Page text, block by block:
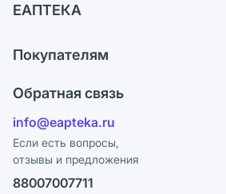
Самовывоз из аптек
Ответы на вопросы
Блог
ЕАПТЕКА
Карьера
Поставщики
Лицензия
Реклама на сайте
Ваши товары на ЕАПТЕКЕ
Покупателям
Программа СберСпасибо
Политика конфиденциальности
Пользовательское соглашение
Обратная связь
info@eapteka.ru
Если есть вопросы,
отзывы и предложения
88007007711